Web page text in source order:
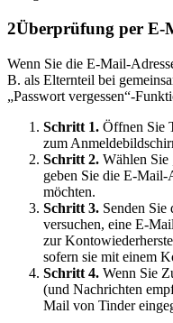
2Überprüfung per E-
Wenn Sie die E-Mail-
B. als Elternteil bei
„Passwort vergessen“-
Schritt 1. Öffnen Sie
zum
Schritt 2. Wählen Sie
geben Sie die E-Mail-
möchten.
Schritt 3. Senden
versuchen, eine E-
zur
sofern sie mit einem
Schritt 4. Wenn Sie
(und Nachrichten
Mail von Tinder